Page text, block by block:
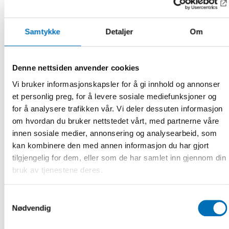
Samtykke Detaljer Om
Denne nettsiden anvender cookies
Vi bruker informasjonskapsler for å gi innhold og annonser
et personlig preg, for å levere sosiale mediefunksjoner og
for å analysere trafikken vår. Vi deler dessuten informasjon
om hvordan du bruker nettstedet vårt, med partnerne våre
innen sosiale medier, annonsering og analysearbeid, som
kan kombinere den med annen informasjon du har gjort
tilgjengelig for dem, eller som de har samlet inn gjennom din
bruk av tjenestene deres.
Nødvendig
Kursen riktar sig till dig som möter personer med förvärvad
dövblindhet i ditt arbete och som vill veta mer om
Föreläsare
Rolf Mjønes , audiograf, Eikholt, Norge
Bente Enggrav, klinisk socionom. Eikholt, Norge
Moa Wahlqvist, Doktor i Handikappvetenskap,
Audiologiskt forskningscentrum, IHV Örebro Universitet /
Samordnare, FoU Nationellt kunskapscenter för
dövblindfrågor, Sverige
Forskningscentrum, Region Örebro län, Sverige